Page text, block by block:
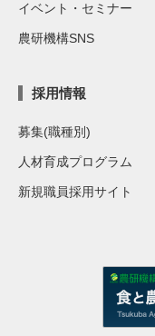
イベント・セミナー
農研機構SNS
採用情報
募集(職種別)
人材育成プログラム
新規職員採用サイト